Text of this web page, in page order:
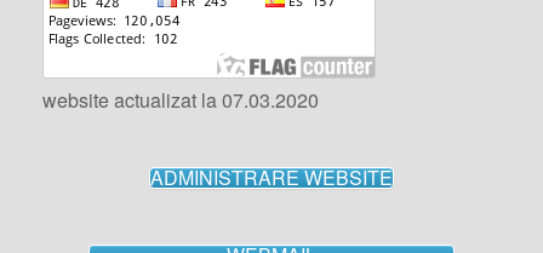
website actualizat la 07.03.2020
ADMINISTRARE WEBSITE